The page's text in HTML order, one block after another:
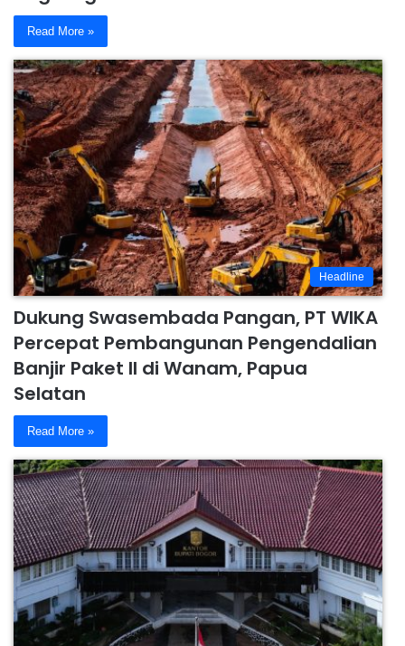
Read More »
Headline
Dukung Swasembada Pangan, PT WIKA
Percepat Pembangunan Pengendalian
Banjir Paket II di Wanam, Papua
Selatan
Read More »